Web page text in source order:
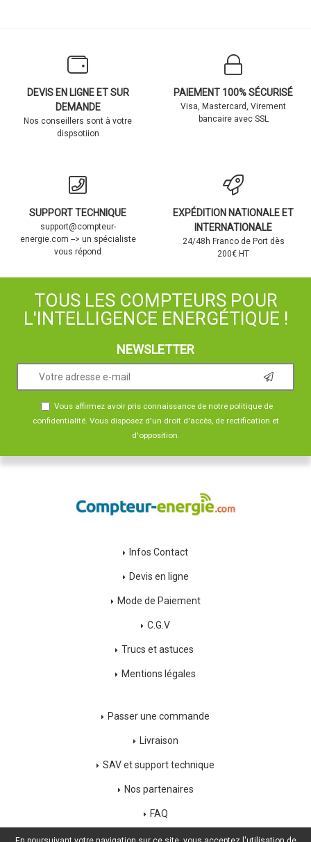
DEVIS EN LIGNE ET SUR
DEMANDE
Nos conseillers sont à votre
dispsotiion
PAIEMENT 100% SÉCURISÉ
Visa, Mastercard, Virement
bancaire avec SSL
SUPPORT TECHNIQUE
support@compteur-
energie.com --> un spécialiste
vous répond
EXPÉDITION NATIONALE ET
INTERNATIONALE
24/48h Franco de Port dès
200€ HT
TOUS LES COMPTEURS POUR
L'INTELLIGENCE ENERGÉTIQUE !
NEWSLETTER
Vous affirmez avoir pris connaissance de notre politique de
confidentialité. Vous disposez d'un droit d'accès, de rectification et
d'opposition.
Infos Contact
Devis en ligne
Mode de Paiement
C.G.V
Trucs et astuces
Mentions légales
Passer une commande
Livraison
SAV et support technique
Nos partenaires
FAQ
Déconnexion